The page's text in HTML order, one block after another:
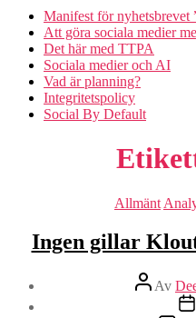
Manifest för nyhetsbrevet
Att göra sociala medier
Det här med TTPA
Sociala medier och AI
Vad är planning?
Integritetspolicy
Social By Default
Allmänt
Ingen gillar
Av